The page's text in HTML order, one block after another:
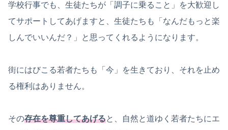
学校行事でも、生徒たちが「調子に乗ること」を大歓迎し
てサポートしてあげますと、生徒たちも「なんだもっと楽
しんでいいんだ？」と思ってくれるようになります。
街にはびこる若者たちも「今」を生きており、それを止め
る権利はありません。
その存在を尊重してあげると、自然と道ゆく若者たちにエ